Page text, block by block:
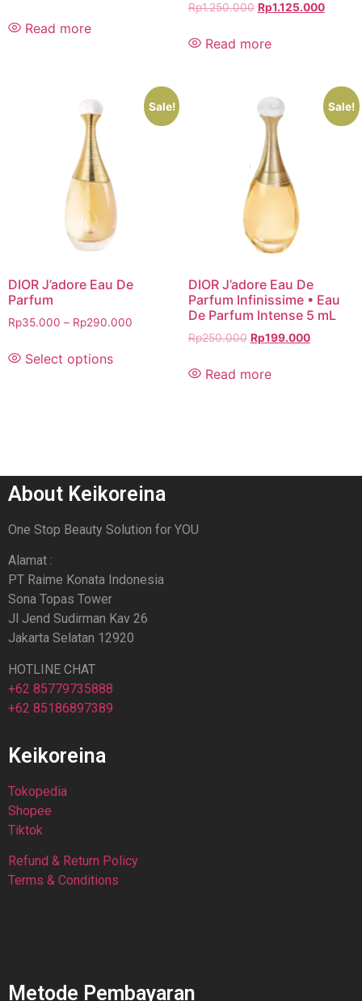
Read more
Rp1.250.000 Rp1.125.000
Read more
Sale!
DIOR J’adore Eau De
Parfum
Rp35.000 – Rp290.000
Select options
Sale!
DIOR J’adore Eau De
Parfum Infinissime • Eau
De Parfum Intense 5 mL
Rp250.000 Rp199.000
Read more
About Keikoreina
One Stop Beauty Solution for YOU
Alamat :
PT Raime Konata Indonesia
Sona Topas Tower
Jl Jend Sudirman Kav 26
Jakarta Selatan 12920
HOTLINE CHAT
+62 85779735888
+62 85186897389
Keikoreina
Tokopedia
Shopee
Tiktok
Refund & Return Policy
Terms & Conditions
Metode Pembayaran